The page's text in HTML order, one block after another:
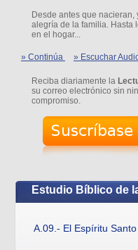
Desde antes que nacieran,
alegría de la familia. Hasta
en el hogar...
» Continúa » Escuchar
Reciba diariamente la
su correo electrónico sin
compromiso.
Estudio Bíblico de
A.09.- El Espíritu Santo